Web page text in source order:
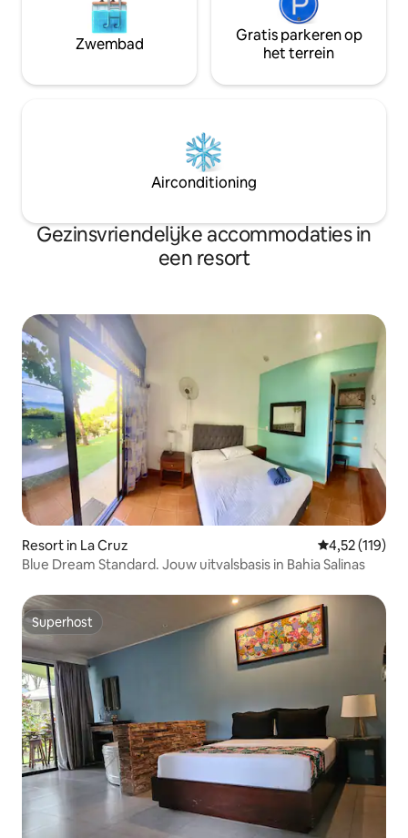
Zwembad
Gratis parkeren op
het terrein
Airconditioning
Gezinsvriendelijke accommodaties in
een resort
Resort in La Cruz Gemiddelde
4,52 (119)
Blue Dream Standard. Jouw uitvalsbasis in Bahia Salinas
Superhost
Superhost